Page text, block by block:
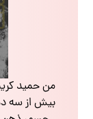
من حمید
بیش از سه